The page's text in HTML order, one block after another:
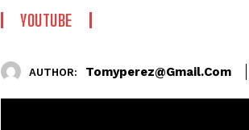
YOUTUBE
AUTHOR: Tomyperez@gmail.com